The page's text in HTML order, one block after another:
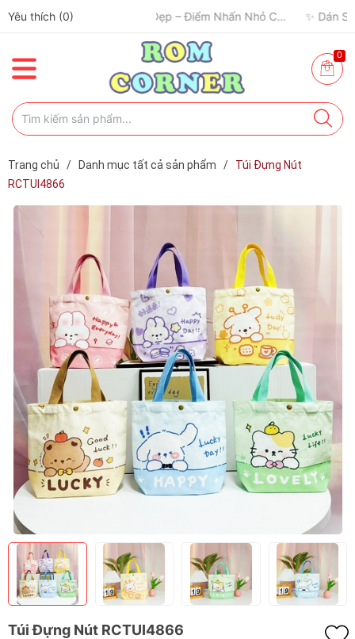
Yêu thích (0)
0
Trang chủ / Danh mục tất cả sản phẩm /
Túi Đựng Nút
RCTUI4866
Túi Đựng Nút RCTUI4866